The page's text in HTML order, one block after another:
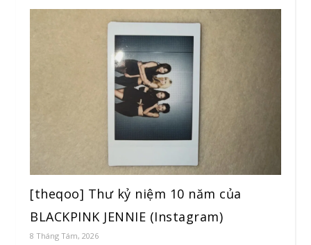
[theqoo] Thư kỷ niệm 10 năm của
BLACKPINK JENNIE (Instagram)
8 Tháng Tám, 2026